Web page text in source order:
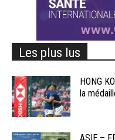
Les plus lus
HONG
la